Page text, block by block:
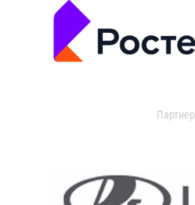
Партнер